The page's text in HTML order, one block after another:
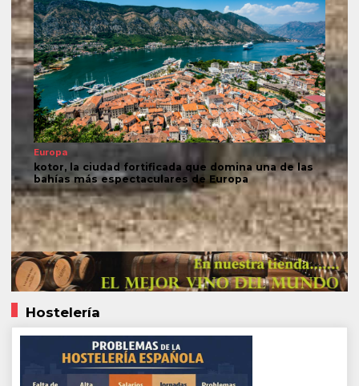
Europa
kotor, la ciudad fortificada que domina una de las
bahías más espectaculares de Europa
Hostelería